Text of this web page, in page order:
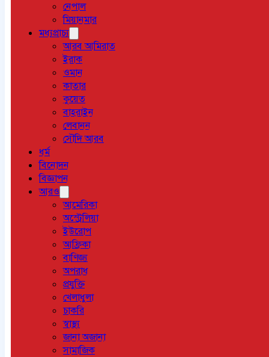
নেপাল
মিয়ানমার
মধ্যপ্রাচ্য
আরব আমিরাত
ইরাক
ওমান
কাতার
কুয়েত
বাহরাইন
লেবানন
সৌদি আরব
ধর্ম
বিনোদন
বিজ্ঞাপন
আরও
আমেরিকা
অস্ট্রেলিয়া
ইউরোপ
আফ্রিকা
বাণিজ্য
অপরাধ
প্রযুক্তি
খেলাধুলা
চাকরি
স্বাস্থ্য
জানা অজানা
সামাজিক